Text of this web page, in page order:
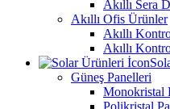
Akıllı Sera
Akıllı Ofis Ürünler
Akıllı
Akıllı
Güneş Panelleri
Monokristal
Polikristal